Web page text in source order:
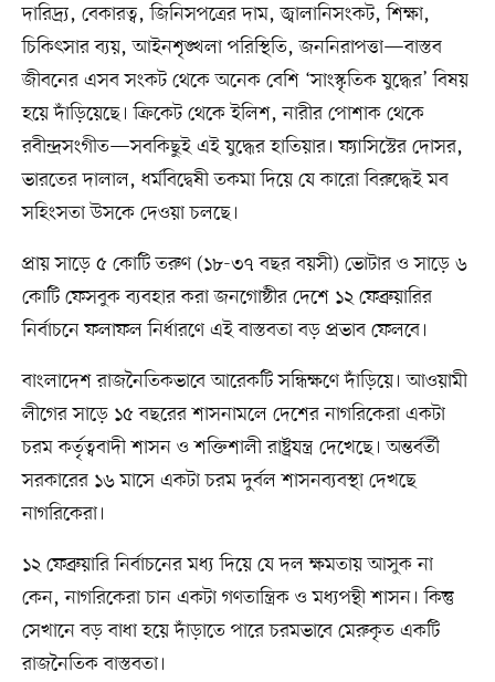
দারিদ্র্য, বেকারত্ব, জিনিসপত্রের দাম, জ্বালানিসংকট, শিক্ষা,
চিকিৎসার ব্যয়, আইনশৃঙ্খলা পরিস্থিতি, জননিরাপত্তা—বাস্তব
জীবনের এসব সংকট থেকে অনেক বেশি ‘সাংস্কৃতিক যুদ্ধের’ বিষয়
হয়ে দাঁড়িয়েছে। ক্রিকেট থেকে ইলিশ, নারীর পোশাক থেকে
রবীন্দ্রসংগীত—সবকিছুই এই যুদ্ধের হাতিয়ার। ফ্যাসিস্টের দোসর,
ভারতের দালাল, ধর্মবিদ্বেষী তকমা দিয়ে যে কারো বিরুদ্ধেই মব
সহিংসতা উসকে দেওয়া চলছে।
প্রায় সাড়ে ৫ কোটি তরুণ (১৮-৩৭ বছর বয়সী) ভোটার ও সাড়ে ৬
কোটি ফেসবুক ব্যবহার করা জনগোষ্ঠীর দেশে ১২ ফেব্রুয়ারির
নির্বাচনে ফলাফল নির্ধারণে এই বাস্তবতা বড় প্রভাব ফেলবে।
বাংলাদেশ রাজনৈতিকভাবে আরেকটি সন্ধিক্ষণে দাঁড়িয়ে। আওয়ামী
লীগের সাড়ে ১৫ বছরের শাসনামলে দেশের নাগরিকেরা একটা
চরম কর্তৃত্ববাদী শাসন ও শক্তিশালী রাষ্ট্রযন্ত্র দেখেছে। অন্তর্বর্তী
সরকারের ১৬ মাসে একটা চরম দুর্বল শাসনব্যবস্থা দেখছে
নাগরিকেরা।
১২ ফেব্রুয়ারি নির্বাচনের মধ্য দিয়ে যে দল ক্ষমতায় আসুক না
কেন, নাগরিকেরা চান একটা গণতান্ত্রিক ও মধ্যপন্থী শাসন। কিন্তু
সেখানে বড় বাধা হয়ে দাঁড়াতে পারে চরমভাবে মেরুকৃত একটি
রাজনৈতিক বাস্তবতা।